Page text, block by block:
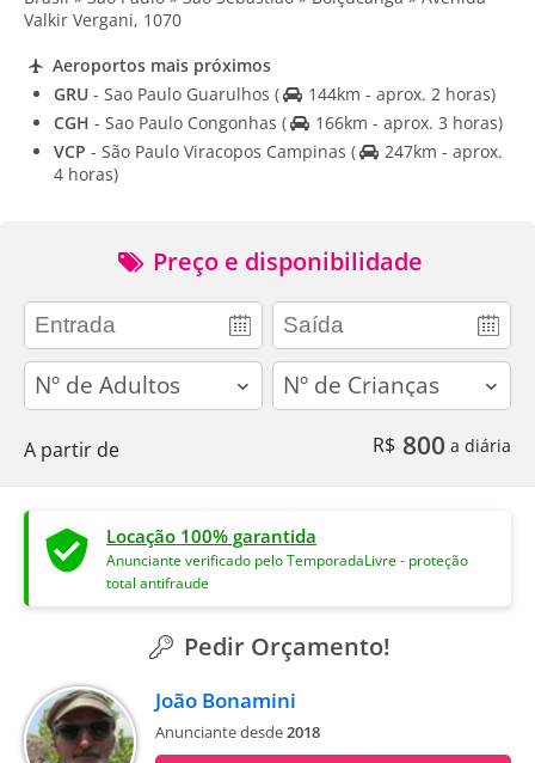
Valkir Vergani, 1070
Aeroportos mais próximos
GRU - Sao Paulo Guarulhos (
144km - aprox. 2 horas)
CGH - Sao Paulo Congonhas (
166km - aprox. 3 horas)
VCP - São Paulo Viracopos Campinas (
247km - aprox.
4 horas)
Preço e disponibilidade
adults children
A partir de R$ 800 a diária
Locação 100% garantida
Anunciante verificado pelo TemporadaLivre - proteção
total antifraude
Pedir Orçamento!
João Bonamini
Anunciante desde2018